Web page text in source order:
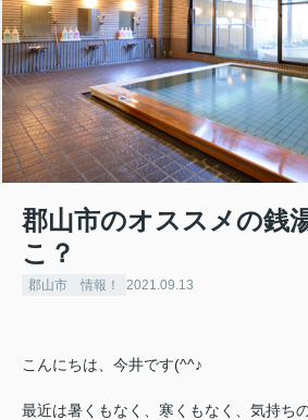
郡山市のオススメの銭
こ？
郡山市 情報！ 2021.09.13
こんにちは、今井です(^^♪
最近は暑くもなく、寒くもなく、気持ち